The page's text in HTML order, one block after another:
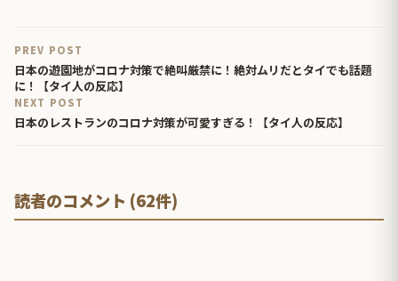
PREV POST
日本の遊園地がコロナ対策で絶叫厳禁に！絶対ムリだとタイでも話題
に！【タイ人の反応】
NEXT POST
日本のレストランのコロナ対策が可愛すぎる！【タイ人の反応】
読者のコメント (62件)